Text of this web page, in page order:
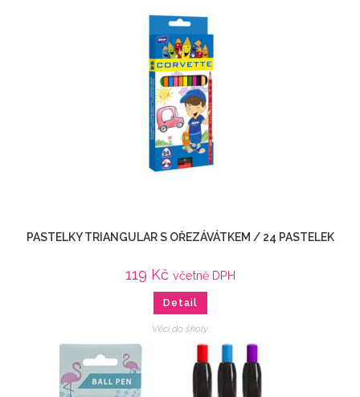
PASTELKY TRIANGULAR S OŘEZÁVÁTKEM / 24 PASTELEK
119 Kč včetně DPH
Detail
Věci do školy